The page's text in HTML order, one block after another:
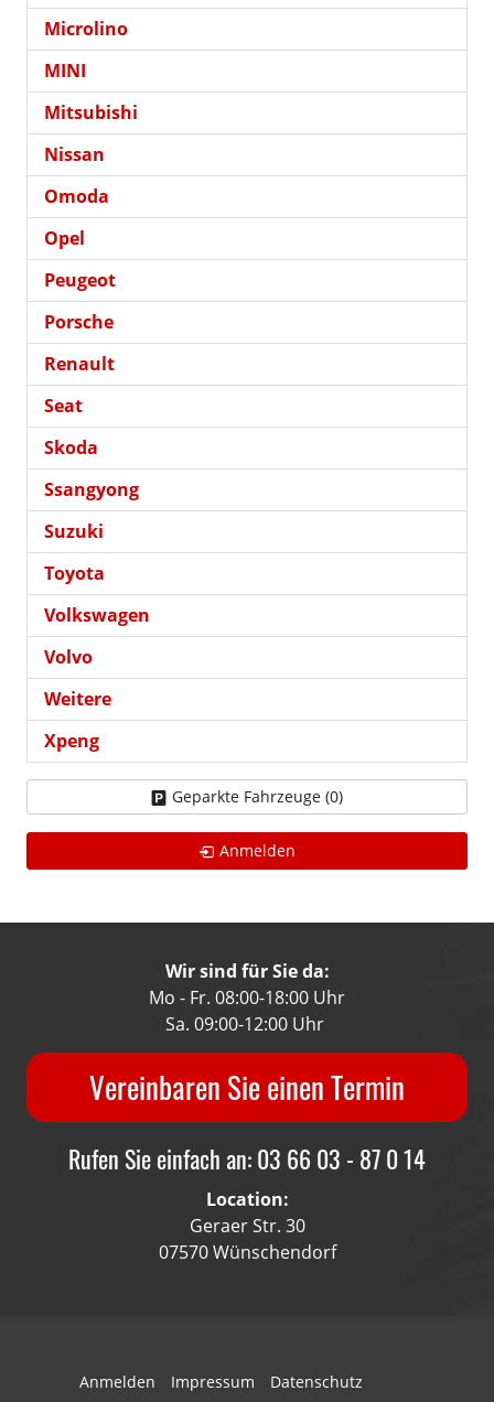
Microlino
MINI
Mitsubishi
Nissan
Omoda
Opel
Peugeot
Porsche
Renault
Seat
Skoda
Ssangyong
Suzuki
Toyota
Volkswagen
Volvo
Weitere
Xpeng
Geparkte Fahrzeuge (0)
Anmelden
Wir sind für Sie da:
Mo - Fr. 08:00-18:00 Uhr
Sa. 09:00-12:00 Uhr
Vereinbaren Sie einen Termin
Rufen Sie einfach an: 03 66 03 - 87 0 14
Location:
Geraer Str. 30
07570 Wünschendorf
Anmelden Impressum
Datenschutz